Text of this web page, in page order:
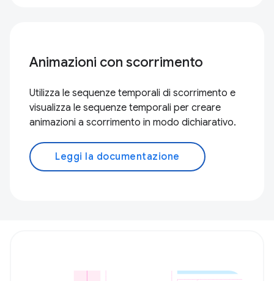
Animazioni con scorrimento
Utilizza le sequenze temporali di scorrimento e
visualizza le sequenze temporali per creare
animazioni a scorrimento in modo dichiarativo.
Leggi la documentazione